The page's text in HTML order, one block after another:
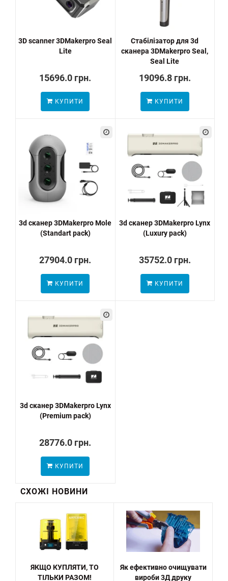
3D scanner 3DMakerpro Seal
Lite
15696.0 грн.
КУПИТИ
Стабілізатор для 3d
сканера 3DMakerpro Seal,
Seal Lite
19096.8 грн.
КУПИТИ
3d сканер 3DMakerpro Mole
(Standart pack)
27904.0 грн.
КУПИТИ
3d сканер 3DMakerpro Lynx
(Luxury pack)
35752.0 грн.
КУПИТИ
3d сканер 3DMakerpro Lynx
(Premium pack)
28776.0 грн.
КУПИТИ
СХОЖІ НОВИНИ
ЯКЩО КУПЛЯТИ, ТО
ТІЛЬКИ РАЗОМ!
Як ефективно очищувати
вироби 3Д друку